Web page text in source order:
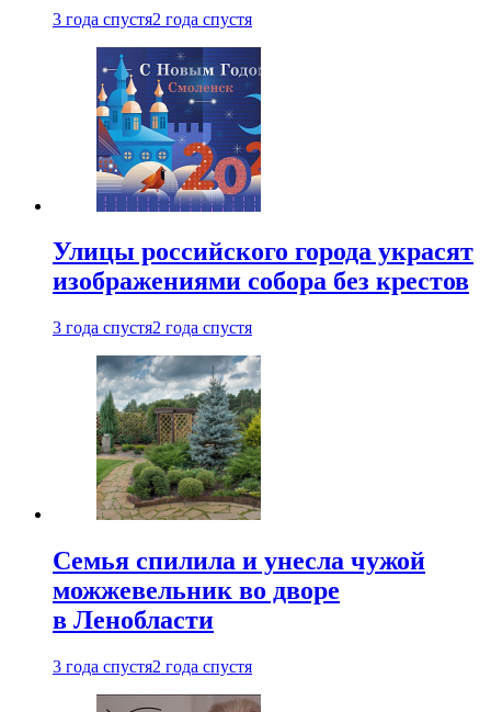
3 года спустя2 года спустя
Улицы российского города украсят
изображениями собора без крестов
3 года спустя2 года спустя
Семья спилила и унесла чужой
можжевельник во дворе
в Ленобласти
3 года спустя2 года спустя